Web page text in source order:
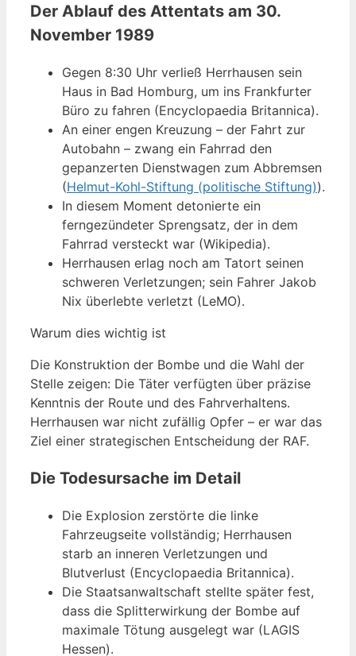
Der Ablauf des Attentats am 30.
November 1989
Gegen 8:30 Uhr verließ Herrhausen sein
Haus in Bad Homburg, um ins Frankfurter
Büro zu fahren (Encyclopaedia Britannica).
An einer engen Kreuzung – der Fahrt zur
Autobahn – zwang ein Fahrrad den
gepanzerten Dienstwagen zum Abbremsen
(Helmut-Kohl-Stiftung (politische Stiftung)).
In diesem Moment detonierte ein
ferngezündeter Sprengsatz, der in dem
Fahrrad versteckt war (Wikipedia).
Herrhausen erlag noch am Tatort seinen
schweren Verletzungen; sein Fahrer Jakob
Nix überlebte verletzt (LeMO).
Warum dies wichtig ist
Die Konstruktion der Bombe und die Wahl der
Stelle zeigen: Die Täter verfügten über präzise
Kenntnis der Route und des Fahrverhaltens.
Herrhausen war nicht zufällig Opfer – er war das
Ziel einer strategischen Entscheidung der RAF.
Die Todesursache im Detail
Die Explosion zerstörte die linke
Fahrzeugseite vollständig; Herrhausen
starb an inneren Verletzungen und
Blutverlust (Encyclopaedia Britannica).
Die Staatsanwaltschaft stellte später fest,
dass die Splitterwirkung der Bombe auf
maximale Tötung ausgelegt war (LAGIS
Hessen).